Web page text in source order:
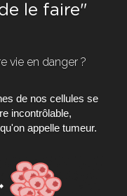
le faire"
vie en danger ?
de nos cellules se
incontrôlable,
appelle tumeur.